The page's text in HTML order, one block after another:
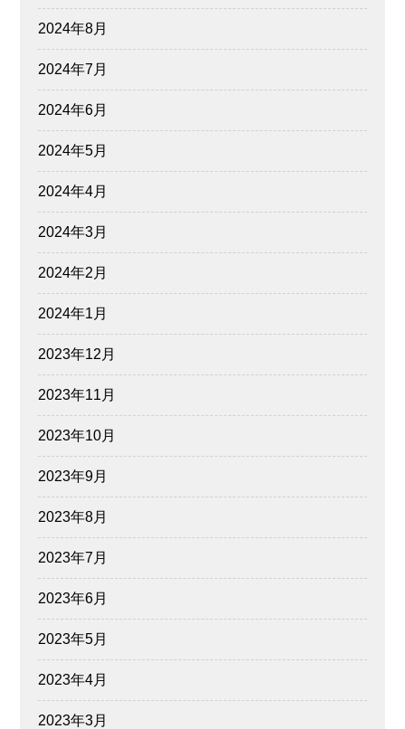
2024年8月
2024年7月
2024年6月
2024年5月
2024年4月
2024年3月
2024年2月
2024年1月
2023年12月
2023年11月
2023年10月
2023年9月
2023年8月
2023年7月
2023年6月
2023年5月
2023年4月
2023年3月